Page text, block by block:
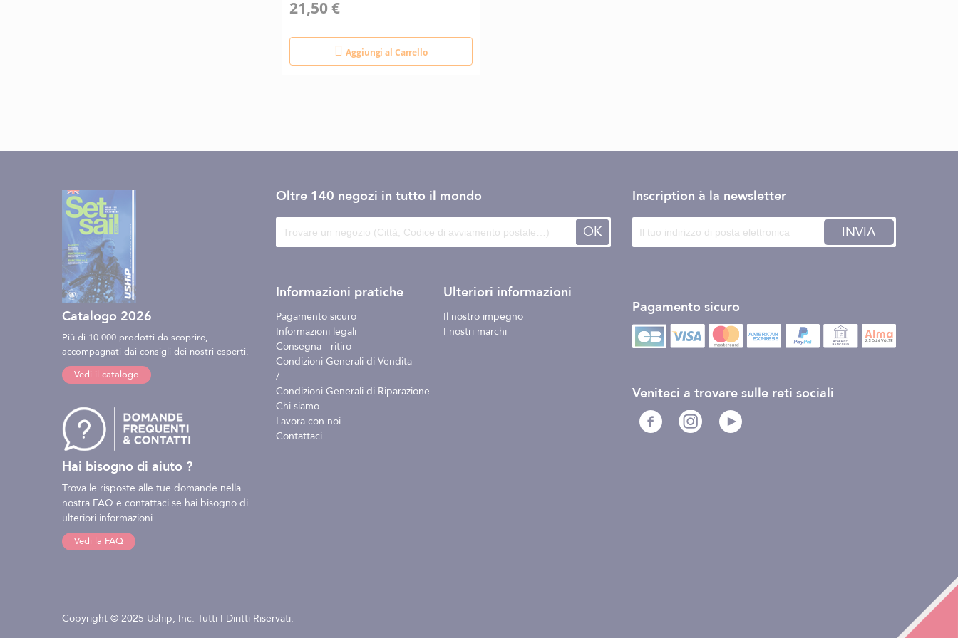
21,50 €
Aggiungi al Carrello
Catalogo 2026
Più di 10.000 prodotti da scoprire,
accompagnati dai consigli dei nostri esperti.
Vedi il catalogo
Hai bisogno di aiuto ?
Trova le risposte alle tue domande nella
nostra FAQ e contattaci se hai bisogno di
ulteriori informazioni.
Vedi la FAQ
Oltre 140 negozi in tutto il mondo
OK
Informazioni pratiche
Pagamento sicuro
Informazioni legali
Consegna - ritiro
Condizioni Generali di Vendita
/
Condizioni Generali di Riparazione
Chi siamo
Lavora con noi
Contattaci
Ulteriori informazioni
Il nostro impegno
I nostri marchi
Inscription à la newsletter
INVIA
Pagamento sicuro
Veniteci a trovare sulle reti sociali
Copyright © 2025 Uship, Inc. Tutti I Diritti Riservati.